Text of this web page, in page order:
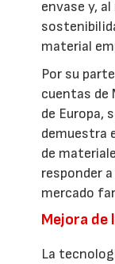
envase y,
material
Por su
cuentas de
de Europa,
demuestra
de
responder
mercado
Mejora de
La